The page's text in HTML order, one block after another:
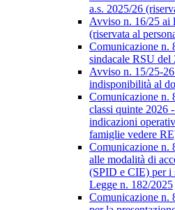
a.s. 2025/26
Avviso n. 16/25 ai
(riservata al
Comunicazione n.
sindacale RSU del
Avviso n. 15/25-
indisponibilità al
Comunicazione n.
classi quinte 2026
indicazioni
famiglie vedere
Comunicazione n.
alle modalità di
(SPID e CIE) per i
Legge n. 182/2025
Comunicazione n.